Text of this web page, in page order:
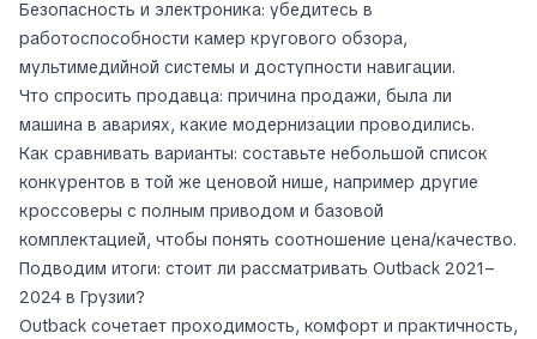
Безопасность и электроника: убедитесь в
работоспособности камер кругового обзора,
мультимедийной системы и доступности навигации.
Что спросить продавца: причина продажи, была ли
машина в авариях, какие модернизации проводились.
Как сравнивать варианты: составьте небольшой список
конкурентов в той же ценовой нише, например другие
кроссоверы с полным приводом и базовой
комплектацией, чтобы понять соотношение цена/качество.
Подводим итоги: стоит ли рассматривать Outback 2021–
2024 в Грузии?
Outback сочетает проходимость, комфорт и практичность,